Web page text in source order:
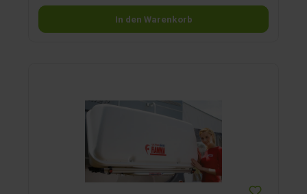
faltbaren Boxen platzsparend verstauen.
In den Warenkorb